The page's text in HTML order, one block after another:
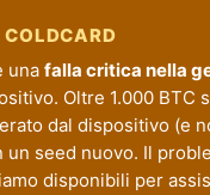
una falla critica nella
Oltre 1.000
dal dispositivo (e
seed nuovo. Il
disponibili per